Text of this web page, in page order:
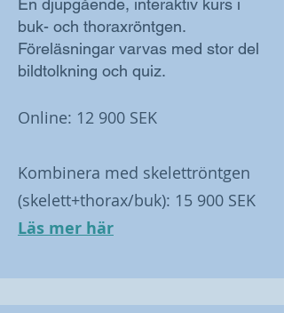
En djupgående, interaktiv kurs i
buk- och thoraxröntgen.
Föreläsningar varvas med stor del
bildtolkning och quiz.
Online: 12 900 SEK ​
Kombinera med skelettröntgen
(skelett+thorax/buk): 15 900 SEK
Läs mer här